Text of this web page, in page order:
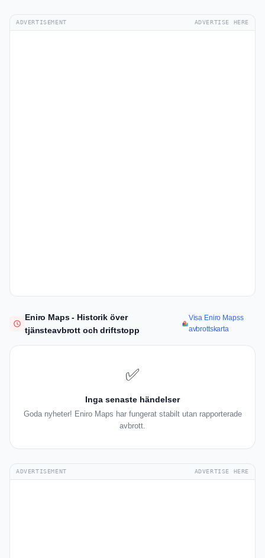
ADVERTISEMENT ADVERTISE HERE
Eniro Maps - Historik över
tjänsteavbrott och driftstopp
Visa Eniro Mapss
avbrottskarta
✅
Inga senaste händelser
Goda nyheter! Eniro Maps har fungerat stabilt utan rapporterade
avbrott.
ADVERTISEMENT ADVERTISE HERE